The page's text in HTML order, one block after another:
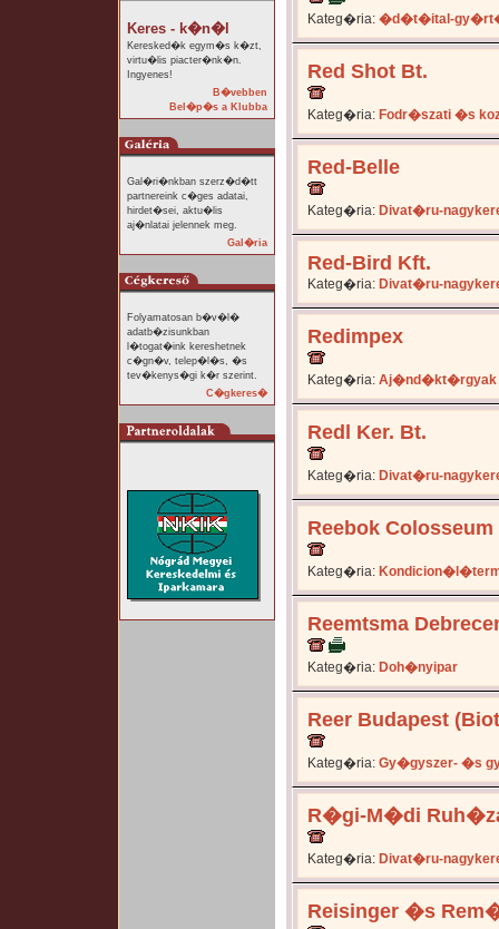
Keres - k�n�l
Keresked�k egym�s k�zt,
virtu�lis piacter�nk�n.
Ingyenes!
B�vebben
Bel�p�s a Klubba
Gal�ri�nkban szerz�d�tt
partnereink c�ges adatai,
hirdet�sei, aktu�lis
aj�nlatai jelennek meg.
Gal�ria
Folyamatosan b�v�l�
adatb�zisunkban
l�togat�ink kereshetnek
c�gn�v, telep�l�s, �s
tev�kenys�gi k�r szerint.
C�gkeres�
Kateg�ria: �d�t�ital-
Red Shot Bt.
Kateg�ria: Fodr�szati �s
Red-Belle
Kateg�ria: Divat�ru-
Red-Bird Kft.
Kateg�ria: Divat�ru-
Redimpex
Kateg�ria: Aj�nd�kt�rgyak
Redl Ker. Bt.
Kateg�ria: Divat�ru-
Reebok
Kateg�ria:
Reemtsma
Kateg�ria: Doh�nyipar
Reer Budapest
Kateg�ria: Gy�gyszer- �s
R�gi-M�di
Kateg�ria: Divat�ru-
Reisinger �s